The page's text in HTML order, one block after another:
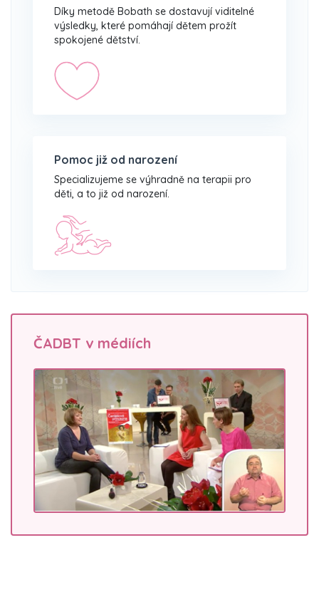
Díky metodě Bobath se dostavují viditelné
výsledky, které pomáhají dětem prožít
spokojené dětství.
Pomoc již od narození
Specializujeme se výhradně na terapii pro
děti, a to již od narození.
ČADBT v médiích